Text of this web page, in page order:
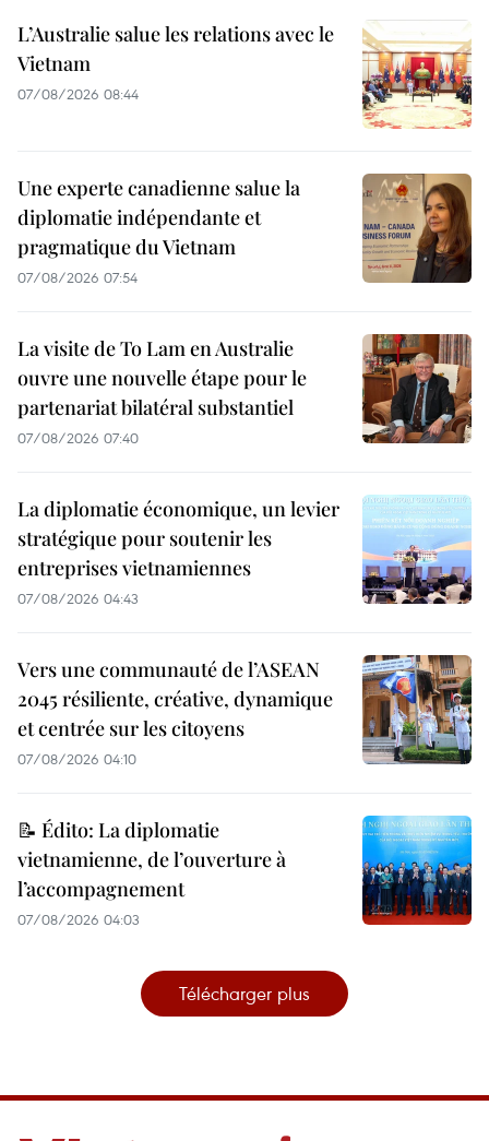
L’Australie salue les relations avec le
Vietnam
07/08/2026 08:44
Une experte canadienne salue la
diplomatie indépendante et
pragmatique du Vietnam
07/08/2026 07:54
La visite de To Lam en Australie
ouvre une nouvelle étape pour le
partenariat bilatéral substantiel
07/08/2026 07:40
La diplomatie économique, un levier
stratégique pour soutenir les
entreprises vietnamiennes
07/08/2026 04:43
Vers une communauté de l’ASEAN
2045 résiliente, créative, dynamique
et centrée sur les citoyens
07/08/2026 04:10
📝 Édito: La diplomatie
vietnamienne, de l’ouverture à
l’accompagnement
07/08/2026 04:03
Télécharger plus